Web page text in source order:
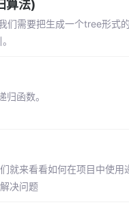
算法)
需要把生成一个tree形式
函数。
就来看看如何在项目中使
决问题